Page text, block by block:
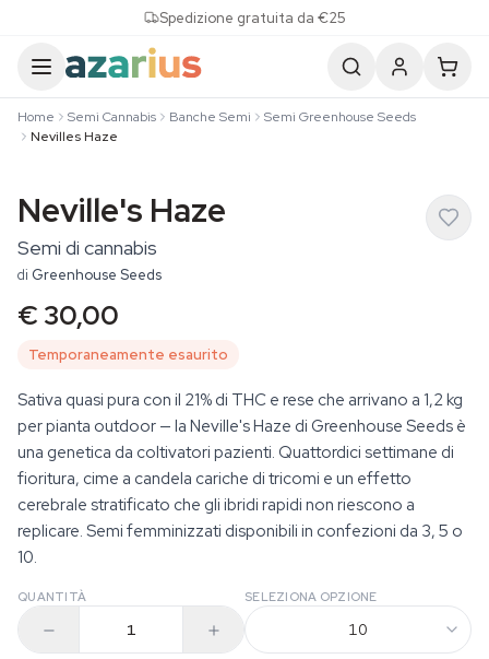
Spedizione gratuita da €25
Home Semi Cannabis Banche Semi
Semi Greenhouse Seeds
Nevilles Haze
Neville's Haze
Semi di cannabis
di Greenhouse Seeds
€ 30,00
Temporaneamente esaurito
Sativa quasi pura con il 21% di THC e rese che arrivano a 1,2 kg
per pianta outdoor — la Neville's Haze di Greenhouse Seeds è
una genetica da coltivatori pazienti. Quattordici settimane di
fioritura, cime a candela cariche di tricomi e un effetto
cerebrale stratificato che gli ibridi rapidi non riescono a
replicare. Semi femminizzati disponibili in confezioni da 3, 5 o
10.
QUANTITÀ SELEZIONA OPZIONE
10